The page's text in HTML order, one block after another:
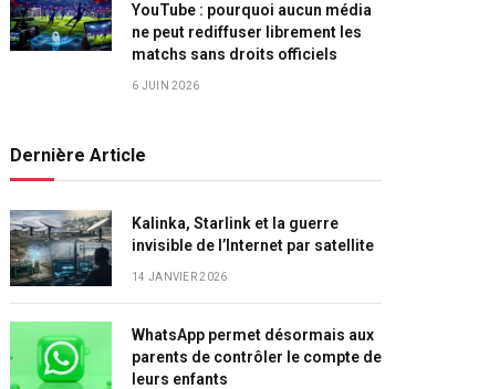
YouTube : pourquoi aucun média
ne peut rediffuser librement les
matchs sans droits officiels
6 JUIN 2026
Dernière Article
Kalinka, Starlink et la guerre
invisible de l’Internet par satellite
14 JANVIER 2026
WhatsApp permet désormais aux
parents de contrôler le compte de
leurs enfants